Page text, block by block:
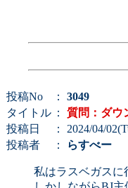
投稿No ： 3049
タイトル ： 質問：ダウ
投稿日
： 2024/04/
投稿者
： らすべー
私はラスベガスに